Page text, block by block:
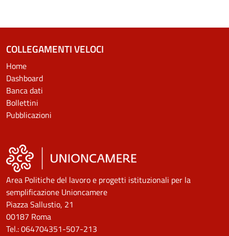
COLLEGAMENTI VELOCI
Home
Dashboard
Banca dati
Bollettini
Pubblicazioni
Area Politiche del lavoro e progetti istituzionali per la
semplificazione Unioncamere
Piazza Sallustio, 21
00187 Roma
Tel.: 064704351-507-213